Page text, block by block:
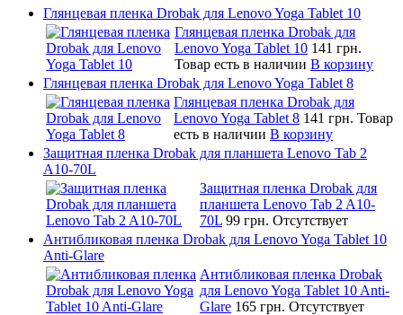
Глянцевая пленка Drobak для Lenovo Yoga Tablet 10
Глянцевая пленка Drobak для
Lenovo Yoga Tablet 10 141 грн.
Товар есть в наличии В корзину
Глянцевая пленка Drobak для Lenovo Yoga Tablet 8
Глянцевая пленка Drobak для
Lenovo Yoga Tablet 8 141 грн. Товар
есть в наличии В корзину
Защитная пленка Drobak для планшета Lenovo Tab 2
A10-70L
Защитная пленка Drobak для
планшета Lenovo Tab 2 A10-
70L 99 грн. Отсутствует
Антибликовая пленка Drobak для Lenovo Yoga Tablet 10
Anti-Glare
Антибликовая пленка Drobak
для Lenovo Yoga Tablet 10 Anti-
Glare 165 грн. Отсутствует